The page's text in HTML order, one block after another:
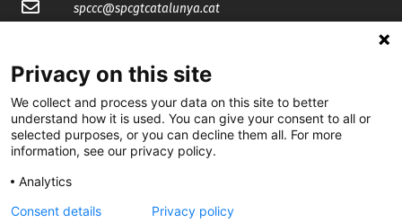
spccc@spcgtcatalunya.cat
@CGTCatalunya
cgtcatalunya
CGTCatalunya
cgtcatalunya
Privacy on this site
We collect and process your data on this site to better
understand how it is used. You can give your consent to all or
selected purposes, or you can decline them all. For more
information, see our privacy policy.
Analytics
Consent details
Privacy policy